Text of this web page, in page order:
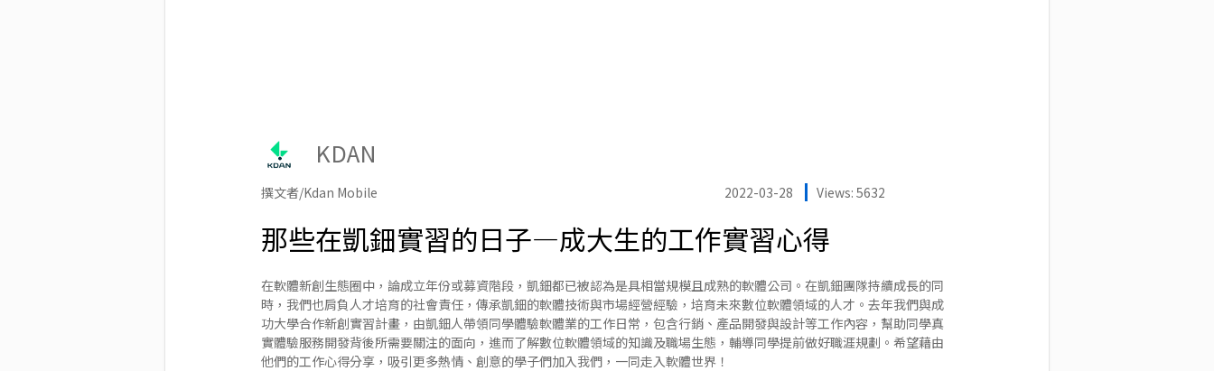
KDAN
撰文者/Kdan Mobile 2022-03-28 Views: 5632
那些在凱鈿實習的日子—成大生的工作實習心得
在軟體新創生態圈中，論成立年份或募資階段， 凱鈿都已被認為是具相當規模且成熟的軟體公司。在凱鈿團隊持續成長的同
時，我們也肩負人才培育的社會責任，傳承凱鈿的軟體技術與市場經營經驗，培育未來數位軟體領域的人才。去年我們與成
功大學合作新創實習計畫，由凱鈿人帶領同學體驗軟體業的工作日常，包含行銷、產品開發與設計等工作內容，幫助同學真
實體驗服務開發背後所需要關注的面向，進而了解數位軟體領域的知識及職場生態，輔導同學提前做好職涯規劃。希望藉由
他們的工作心得分享，吸引更多熱情、創意的學子們加入我們，一同走入軟體世界！